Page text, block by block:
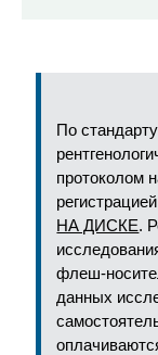
По
протоколом
НА ДИСКЕ.
флеш-
данных